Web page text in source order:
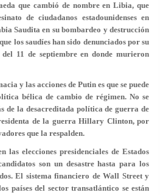
que cambió de nombre en Libia, que
de ciudadanos estadounidenses en
Saudita en su bombardeo y destrucción
los saudíes han sido denunciados por su
11 de septiembre en donde murieron
y las acciones de Putin es que se puede
bélica de cambio de régimen. No se
de la desacreditada política de guerra de
de la guerra Hillary Clinton, por
que la respalden.
las elecciones presidenciales de Estados
son un desastre hasta para los
El sistema financiero de Wall Street y
países del sector transatlántico se están